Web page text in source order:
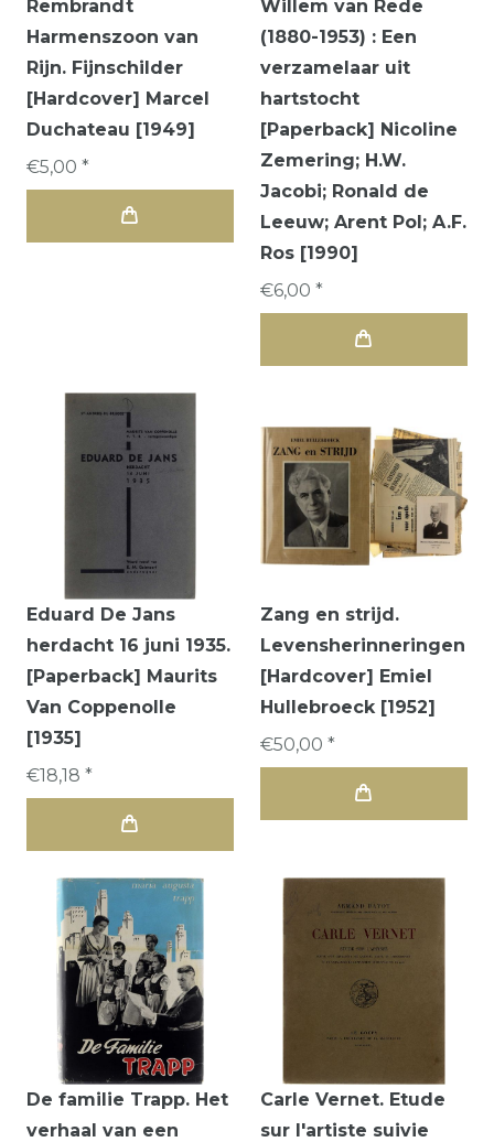
Rembrandt
Harmenszoon van
Rijn. Fijnschilder
[Hardcover] Marcel
Duchateau [1949]
€5,00 *
Willem van Rede
(1880-1953) : Een
verzamelaar uit
hartstocht
[Paperback] Nicoline
Zemering; H.W.
Jacobi; Ronald de
Leeuw; Arent Pol; A.F.
Ros [1990]
€6,00 *
Eduard De Jans
herdacht 16 juni 1935.
[Paperback] Maurits
Van Coppenolle
[1935]
€18,18 *
Zang en strijd.
Levensherinneringen
[Hardcover] Emiel
Hullebroeck [1952]
€50,00 *
De familie Trapp. Het
verhaal van een
Carle Vernet. Etude
sur l'artiste suivie